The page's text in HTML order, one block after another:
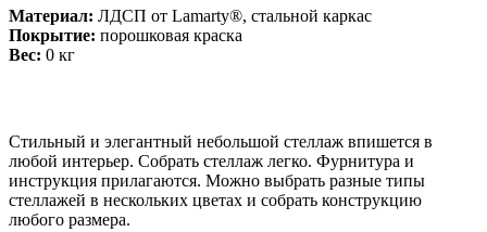
Материал: ЛДСП от Lamarty®, стальной каркас
Покрытие: порошковая краска
Вес: 0 кг
Стильный и элегантный небольшой стеллаж впишется в
любой интерьер. Собрать стеллаж легко. Фурнитура и
инструкция прилагаются. Можно выбрать разные типы
стеллажей в нескольких цветах и собрать конструкцию
любого размера.